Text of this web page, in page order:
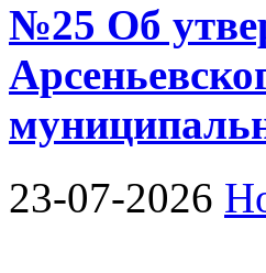
№25 Об
23-07-2026